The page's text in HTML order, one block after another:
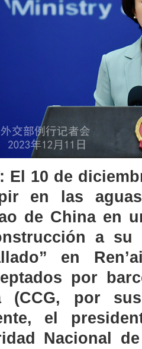
El 10 de
en las
de China en
a su
en
por
(CCG, por
el
Nacional